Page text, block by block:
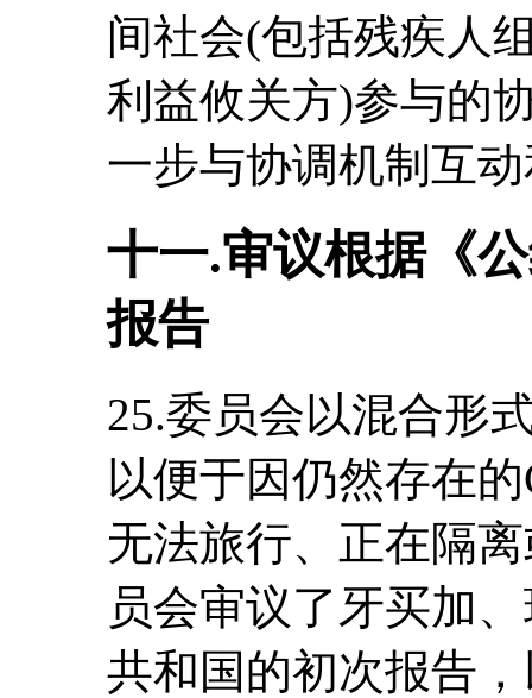
间社会(包括残疾人
利益攸关方)参与的
一步与协调机制互
十一.审议根据《
报告
25.委员会以混合形
以便于因仍然存在
无法旅行、正在隔
员会审议了牙买加
共和国的初次报告